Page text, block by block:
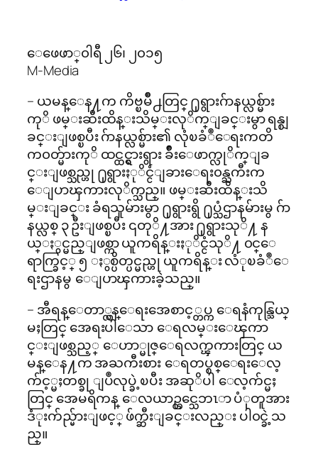
ေဖေဖာ္၀ါရီ ၂၆၊ ၂၀၁၅
M-Media
– ယမန္ေန႔က ကိဗ္ၿမိဳ႕တြင္ ႐ုရွားဂ်ာနယ္လစ္မ်ား
ကုိ ဖမ္းဆီးထိန္းသိမ္းလုိက္ျခင္းမွာ ရန္စျ
ခင္းျဖစ္ၿပီး ဂ်ာနယ္လစ္မ်ား၏ လုံၿခံဳေရးကတိ
က၀တ္မ်ားကုိ ထင္ထင္ရွားရွား ခ်ိဳးေဖာက္လုိက္ျခ
င္းျဖစ္သည္ဟု ႐ုရွားႏုိင္ငံျခားေရး၀န္ႀကီးက
ေျပာၾကားလုိက္သည္။ ဖမ္းဆီးထိန္းသိ
မ္းျခင္း ခံရသူမ်ားမွာ ႐ုရွားရွိ ႐ုပ္သံဌာနမ်ားမွ ဂ်ာ
နယ္လစ္ ၃ ဦးျဖစ္ၿပီး ၎တုိ႔အား ႐ုရွားသုိ႔ န
ယ္ႏွင္မည္ျဖစ္ကာ ယူကရိန္းႏုိင္ငံသုိ႔ ၀င္ေ
ရာက္ခြင့္ ၅ ႏွစ္ပိတ္ပင္မည္ဟု ယူကရိန္း လံုၿခံဳေ
ရးဌာနမွ ေျပာၾကားခဲ့သည္။
– အီရန္ေတာ္လွန္ေရးအေစာင့္တပ္က ေရနံကုန္သြယ္
မႈတြင္ အေရးပါေသာ ေရလမ္းေၾကာ
င္းျဖစ္သည့္ ေဟာ္မုဇ္ေရလက္ၾကားတြင္ ယ
မန္ေန႔က အႀကီးစား ေရတပ္စစ္ေရးေလ့
က်င့္မႈတစ္ခု ျပဳလုပ္ခဲ့ၿပီး အဆုိပါ ေလ့က်င္မႈ
တြင္ အေမရိကန္ ေလယာဥ္တင္သေဘၤာ ပံုတူအား
ဒံုးက်ည္မ်ားျဖင့္ ဖ်က္ဆီးျခင္းလည္း ပါ၀င္ခဲ့သ
ည္။